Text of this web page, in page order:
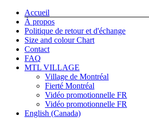
Skip
content
Facebook
Instagram
Tiktok Accueil
À propos
Politique de retour et d'échange
Size and colour Chart
Contact
FAQ
MTL VILLAGE
Village de Montréal
Fierté Montréal
Vidéo promotionnelle FR
Vidéo promotionnelle FR
English (Canada)